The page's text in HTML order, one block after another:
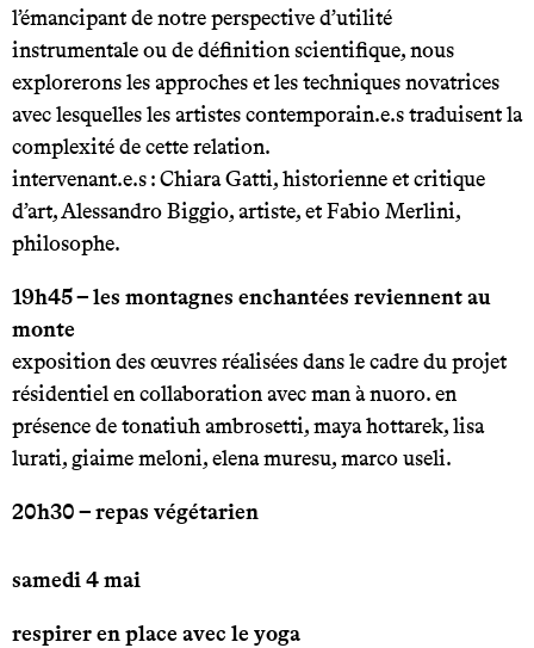
l’émancipant de notre perspective d’utilité
instrumentale ou de définition scientifique, nous
explorerons les approches et les techniques novatrices
avec lesquelles les artistes contemporain.e.s traduisent la
complexité de cette relation.
intervenant.e.s : Chiara Gatti, historienne et critique
d’art, Alessandro Biggio, artiste, et Fabio Merlini,
philosophe.
19h45 – les montagnes enchantées reviennent au
monte
exposition des œuvres réalisées dans le cadre du projet
résidentiel en collaboration avec man à nuoro. en
présence de tonatiuh ambrosetti, maya hottarek, lisa
lurati, giaime meloni, elena muresu, marco useli.
20h30 – repas végétarien
samedi 4 mai
respirer en place avec le yoga